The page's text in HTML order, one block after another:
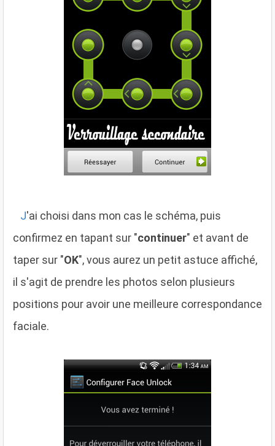
J'ai choisi dans mon cas le schéma, puis
confirmez en tapant sur "continuer" et avant de
taper sur "OK", vous aurez un petit astuce affiché,
il s'agit de prendre les photos selon plusieurs
positions pour avoir une meilleure correspondance
faciale.